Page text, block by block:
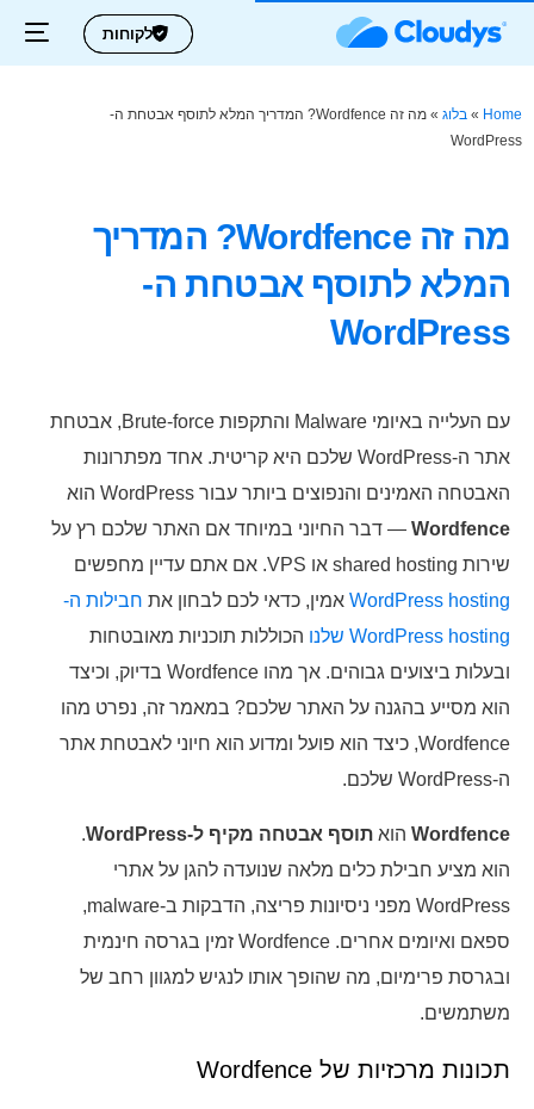
לקוחות
לקוחות
Home
» בלוג »
מה זה Wordfence? המדריך המלא לתוסף אבטחת ה-
WordPress
מה זה Wordfence? המדריך
המלא לתוסף אבטחת ה-
WordPress
עם העלייה באיומי Malware והתקפות Brute-force, אבטחת
אתר ה-WordPress שלכם היא קריטית. אחד מפתרונות
האבטחה האמינים והנפוצים ביותר עבור WordPress הוא
Wordfence — דבר החיוני במיוחד אם האתר שלכם רץ על
שירות shared hosting או VPS. אם אתם עדיין מחפשים
WordPress hosting אמין, כדאי לכם לבחון את חבילות ה-
WordPress hosting שלנו
הכוללות תוכניות מאובטחות
ובעלות ביצועים גבוהים. אך מהו Wordfence בדיוק, וכיצד
הוא מסייע בהגנה על האתר שלכם? במאמר זה, נפרט מהו
Wordfence, כיצד הוא פועל ומדוע הוא חיוני לאבטחת אתר
ה-WordPress שלכם.
Wordfence הוא תוסף אבטחה מקיף ל-WordPress
.
הוא מציע חבילת כלים מלאה שנועדה להגן על אתרי
WordPress מפני ניסיונות פריצה, הדבקות ב-malware,
ספאם ואיומים אחרים. Wordfence זמין בגרסה חינמית
ובגרסת פרימיום, מה שהופך אותו לנגיש למגוון רחב של
משתמשים.
תכונות מרכזיות של Wordfence